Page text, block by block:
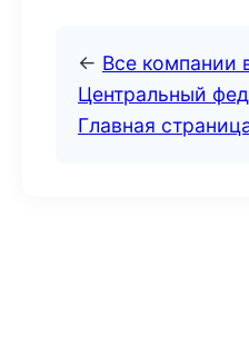
← Все компании
Центральный
Главная